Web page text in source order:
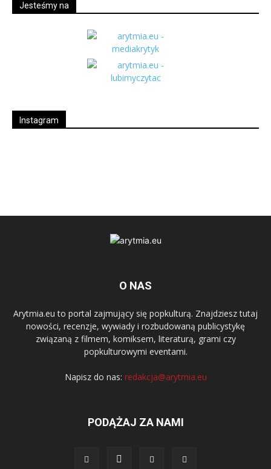
Jesteśmy na
Instagram
O NAS
Arytmia.eu to portal zajmujący się popkulturą. Znajdziesz tutaj
nowości, recenzje, wywiady i rozbudowaną publicystykę
związaną z filmem, komiksem, literaturą, grami czy
popkulturowymi eventami.
Napisz do nas: redakcja@arytmia.eu
PODĄŻAJ ZA NAMI